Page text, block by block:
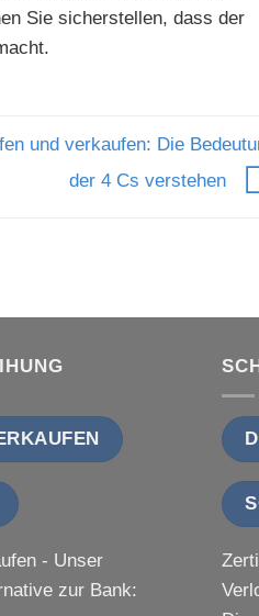
Sie sicherstellen, dass der
und verkaufen: Die
der 4 Cs verstehen
- Unser
zur Bank: